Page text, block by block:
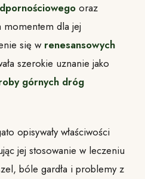
oraz
momentem dla jej
się w renesansowych
szerokie uznanie jako
górnych dróg
opisywały właściwości
jej stosowanie w leczeniu
bóle gardła i problemy z